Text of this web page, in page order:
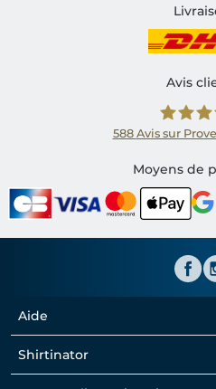
Avis
588 Avis sur
Moyens de
Aide
Shirtinator